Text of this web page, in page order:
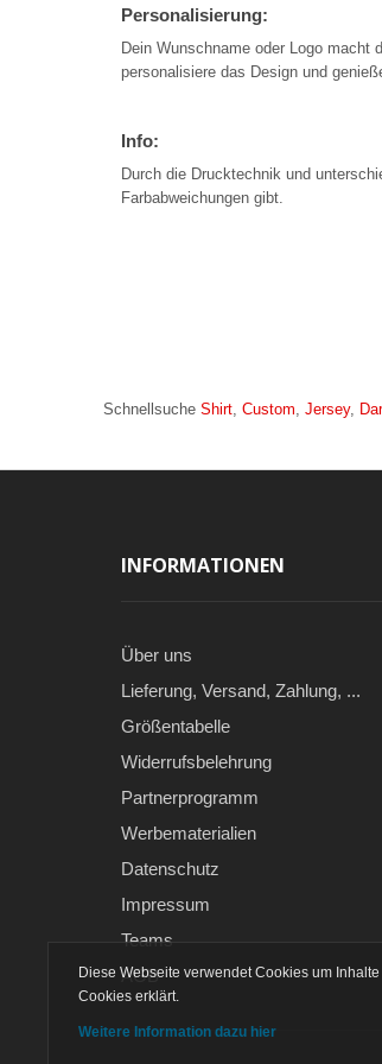
Personalisierung:
Dein Wunschname oder Logo macht
personalisiere das Design und
Info:
Durch die Drucktechnik und
Farbabweichungen gibt.
Schnellsuche Shirt, Custom, Jersey,
INFORMATIONEN
Über uns
Lieferung, Versand, Zahlung, ...
Größentabelle
Widerrufsbelehrung
Partnerprogramm
Werbematerialien
Datenschutz
Impressum
Teams
AGB
Diese Webseite verwendet Cookies um
Cookies erklärt.
Weitere Information dazu hier